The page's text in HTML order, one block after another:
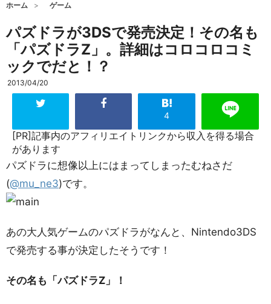
ホーム ゲーム
パズドラが3DSで発売決定！その名も
「パズドラZ」。詳細はコロコロコミ
ックでだと！？
2013/04/20
4
[PR]記事内のアフィリエイトリンクから収入を得る場合
があります
パズドラに想像以上にはまってしまったむねさだ
(@mu_ne3)です。
あの大人気ゲームのパズドラがなんと、Nintendo3DS
で発売する事が決定したそうです！
その名も「パズドラZ」！